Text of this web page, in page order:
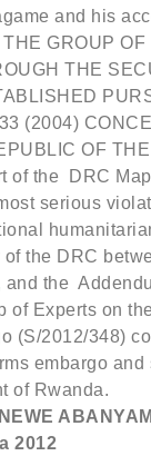
and his
GROUP OF
THE
(2004)
OF THE
of the DRC
serious
the DRC
and the
of Experts on
(S/2012/348)
embargo and
of Rwanda.
2012